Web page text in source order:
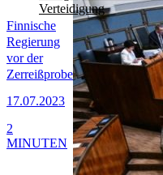
Verteidigung
Finnische
Regierung
vor der
Zerreißprobe
17.07.2023
2
MINUTEN